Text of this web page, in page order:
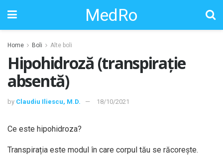
MedRo
Home Boli Alte boli
Hipohidroză (transpirație
absentă)
by Claudiu Iliescu, M.D. 18/10/2021
Ce este hipohidroza?
Transpirația este modul în care corpul tău se răcorește.